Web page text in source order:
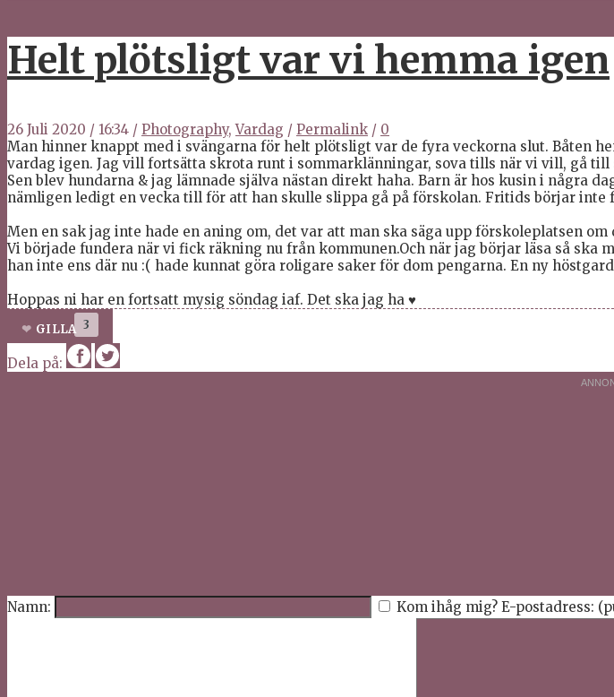
Helt plötsligt var vi hemma igen
26 Juli 2020 / 16:34 / Photography,Vardag / Permalink / 0
Man hinner knappt med i svängarna för helt plötsligt var de fyra veckorna slut. Båten
vardag igen. Jag vill fortsätta skrota runt i sommarklänningar, sova tills när vi vill, gå till
Sen blev hundarna & jag lämnade själva nästan direkt haha. Barn är hos kusin i några
nämligen ledigt en vecka till för att han skulle slippa gå på förskolan. Fritids börjar inte
Men en sak jag inte hade en aning om, det var att man ska säga upp förskoleplatsen
Vi började fundera när vi fick räkning nu från kommunen.Och när jag börjar läsa så ska
han inte ens där nu :( hade kunnat göra roligare saker för dom pengarna. En ny
Hoppas ni har en fortsatt mysig söndag iaf. Det ska jag ha ♥
3
GILLA
Dela på:
Namn: Kom ihåg mig? E-postadress: